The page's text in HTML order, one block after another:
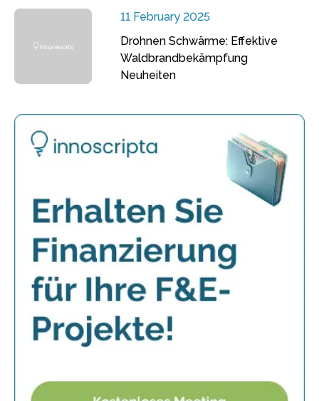
11 February 2025
Drohnen Schwärme: Effektive
Waldbrandbekämpfung
Neuheiten